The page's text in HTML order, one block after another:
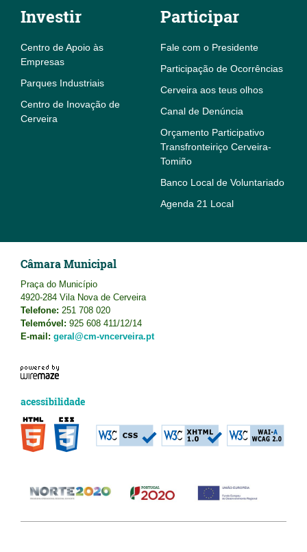
Investir
Centro de Apoio às
Empresas
Parques Industriais
Centro de Inovação de
Cerveira
Participar
Fale com o Presidente
Participação de Ocorrências
Cerveira aos teus olhos
Canal de Denúncia
Orçamento Participativo
Transfronteiriço Cerveira-
Tomiño
Banco Local de Voluntariado
Agenda 21 Local
Câmara Municipal
Praça do Município
4920-284 Vila Nova de Cerveira
Telefone: 251 708 020
Telemóvel: 925 608 411/12/14
E-mail: geral@cm-vncerveira.pt
acessibilidade